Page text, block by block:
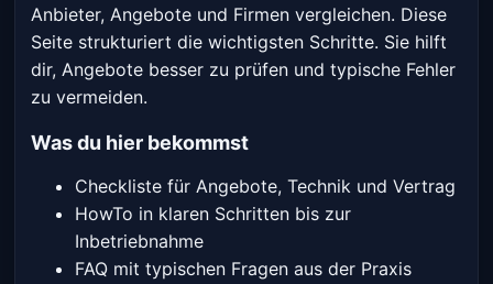
Anbieter, Angebote und Firmen vergleichen. Diese
Seite strukturiert die wichtigsten Schritte. Sie hilft
dir, Angebote besser zu prüfen und typische Fehler
zu vermeiden.
Was du hier bekommst
Checkliste für Angebote, Technik und Vertrag
HowTo in klaren Schritten bis zur
Inbetriebnahme
FAQ mit typischen Fragen aus der Praxis